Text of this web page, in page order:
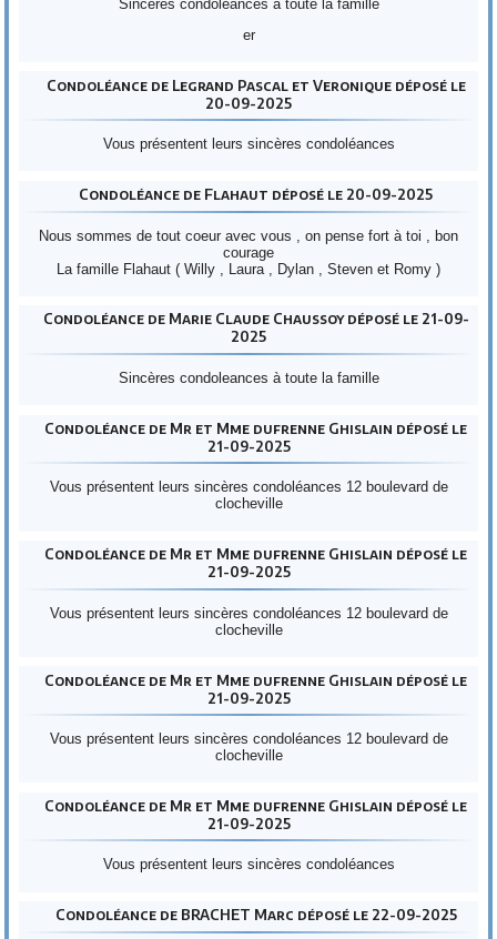
Sincères condoléances à toute la famille
er
Condoléance de Legrand Pascal et Veronique déposé le
20-09-2025
Vous présentent leurs sincères condoléances
Condoléance de Flahaut déposé le 20-09-2025
Nous sommes de tout coeur avec vous , on pense fort à toi , bon
courage
La famille Flahaut ( Willy , Laura , Dylan , Steven et Romy )
Condoléance de Marie Claude Chaussoy déposé le 21-09-
2025
Sincères condoleances à toute la famille
Condoléance de Mr et Mme dufrenne Ghislain déposé le
21-09-2025
Vous présentent leurs sincères condoléances 12 boulevard de
clocheville
Condoléance de Mr et Mme dufrenne Ghislain déposé le
21-09-2025
Vous présentent leurs sincères condoléances 12 boulevard de
clocheville
Condoléance de Mr et Mme dufrenne Ghislain déposé le
21-09-2025
Vous présentent leurs sincères condoléances 12 boulevard de
clocheville
Condoléance de Mr et Mme dufrenne Ghislain déposé le
21-09-2025
Vous présentent leurs sincères condoléances
Condoléance de BRACHET Marc déposé le 22-09-2025